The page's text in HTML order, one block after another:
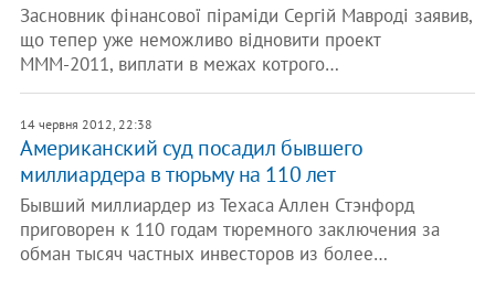
Засновник фінансової піраміди Сергій Мавроді заявив,
що тепер уже неможливо відновити проект
МММ-2011, виплати в межах котрого…
14 червня 2012, 22:38
Американский суд посадил бывшего
миллиардера в тюрьму на 110 лет
Бывший миллиардер из Техаса Аллен Стэнфорд
приговорен к 110 годам тюремного заключения за
обман тысяч частных инвесторов из более…